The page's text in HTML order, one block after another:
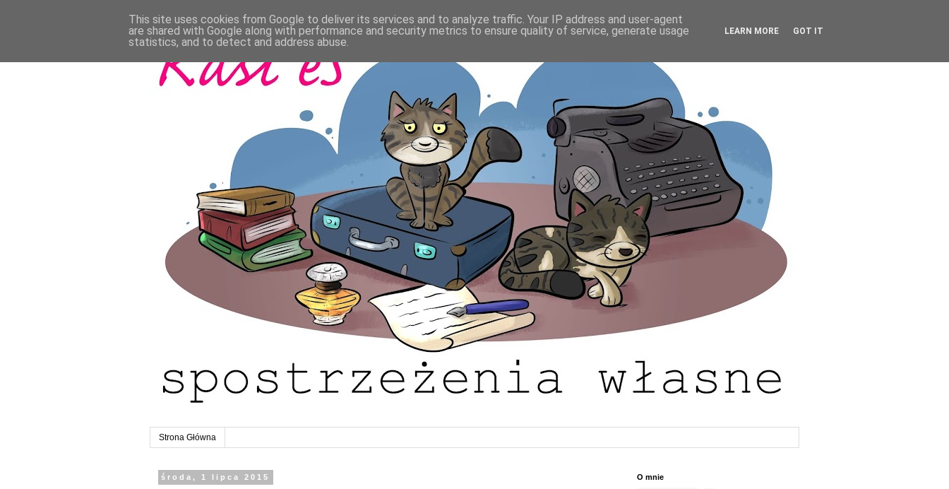
Strona Główna
środa, 1 lipca 2015 O mnie
This site uses cookies from Google to deliver its services and to analyze traffic. Your IP address and user-agent
are shared with Google along with performance and security metrics to ensure quality of service, generate usage
statistics, and to detect and address abuse.
LEARN MORE GOT IT